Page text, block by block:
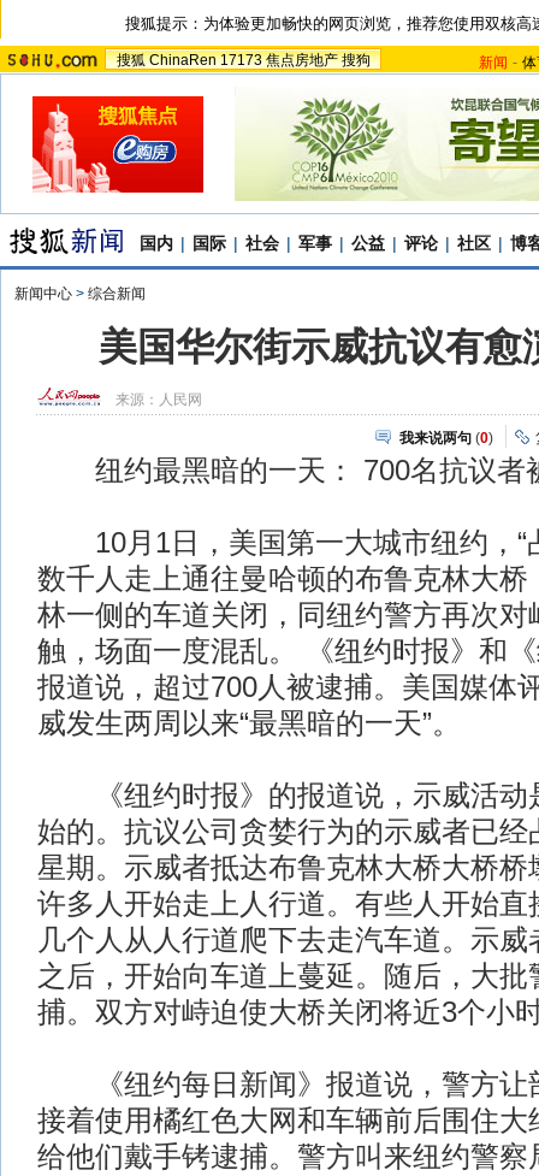
搜狐提示：为体验更加畅快的网页浏览，推荐您使用双核高
搜狐 ChinaRen 17173 焦点房地产 搜狗 新闻 -
国内 | 国际 | 社会 | 军事 | 公益 | 评论 | 社区 | 博
新闻中心 > 综合新闻
美国华尔街示威抗议有愈
来源： 人民网
我来说两句 (0)
纽约最黑暗的一天： 700名抗议者
10月1日，美国第一大城市纽约，“
数千人走上通往曼哈顿的布鲁克林大桥
林一侧的车道关闭，同纽约警方再次对
触，场面一度混乱。 《纽约时报》和
报道说，超过700人被逮捕。美国媒体
威发生两周以来“最黑暗的一天”。
《纽约时报》的报道说，示威活动
始的。抗议公司贪婪行为的示威者已经
星期。示威者抵达布鲁克林大桥大桥桥
许多人开始走上人行道。有些人开始直
几个人从人行道爬下去走汽车道。示
之后，开始向车道上蔓延。随后，大
捕。双方对峙迫使大桥关闭将近3个小
《纽约每日新闻》报道说，警方让
接着使用橘红色大网和车辆前后围住大
给他们戴手铐逮捕。警方叫来纽约警察